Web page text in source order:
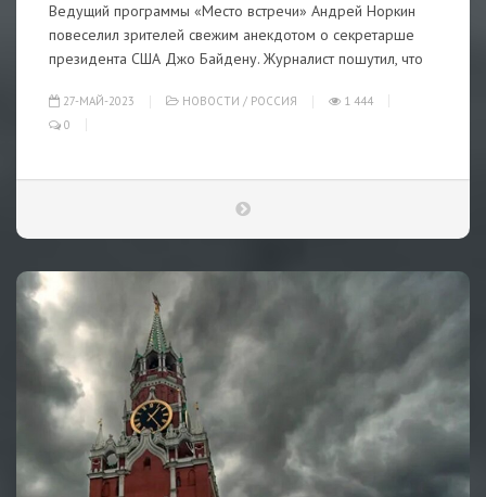
Ведущий программы «Место встречи» Андрей Норкин
повеселил зрителей свежим анекдотом о секретарше
президента США Джо Байдену. Журналист пошутил, что
27-МАЙ-2023 НОВОСТИ / РОССИЯ
1 444
0